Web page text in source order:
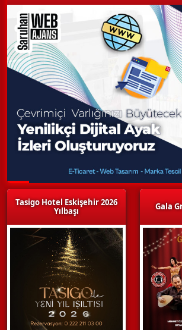
Tasigo Hotel Eskişehir 2026
Yılbaşı
Gala